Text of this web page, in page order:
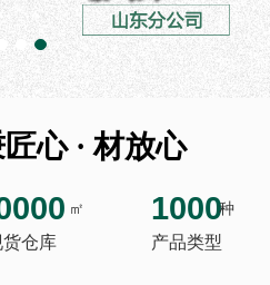
心 · 材放心
㎡
仓库
1000种
产品类型